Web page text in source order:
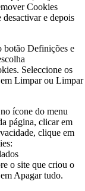
Cookies
e depois
botão Definições e
Seleccione os
Limpar ou Limpar
ícone do menu
página, clicar em
clique em
o site que criou o
Apagar tudo.